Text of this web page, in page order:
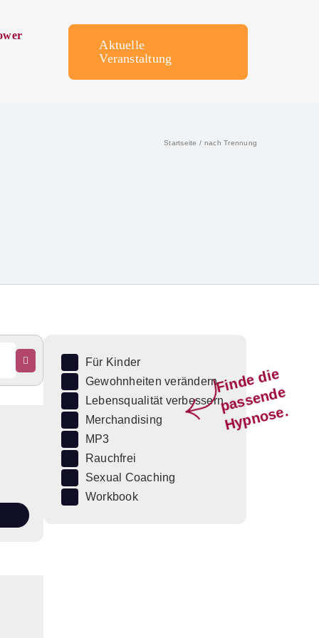
Aktuelle
Veranstaltung
Startseite nach Trennung
Fi
n
d
e
di
e
p
a
s
s
e
n
d
e
H
y
p
n
o
s
e.
Für Kinder
Gewohnheiten verändern
Lebensqualität verbessern
Merchandising
MP3
Rauchfrei
Sexual Coaching
Workbook